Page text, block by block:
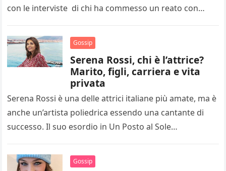
con le interviste di chi ha commesso un reato con
Gossip
Serena Rossi, chi è l’attrice?
Marito, figli, carriera e vita
privata
Serena Rossi è una delle attrici italiane più amate, ma è
anche un’artista poliedrica essendo una cantante di
successo. Il suo esordio in Un Posto al Sole…
Gossip